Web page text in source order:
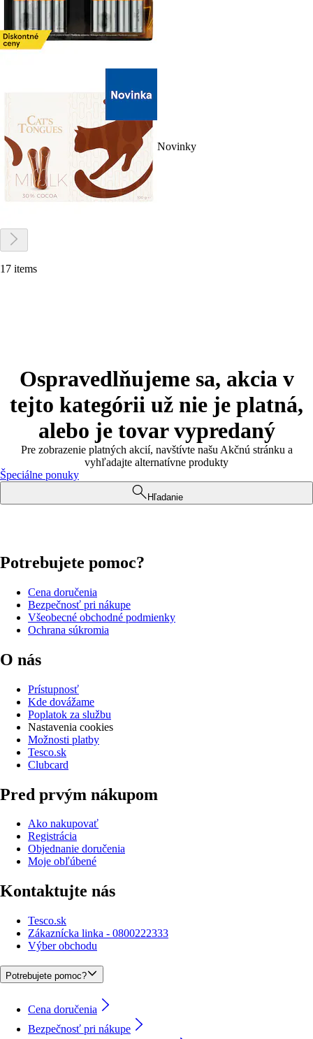
Novinky
17 items
Ospravedlňujeme sa, akcia v
tejto kategórii už nie je platná,
alebo je tovar vypredaný
Pre zobrazenie platných akcií, navštívte našu Akčnú stránku a
vyhľadajte alternatívne produkty
Špeciálne ponuky
Hľadanie
Potrebujete pomoc?
Cena doručenia
Bezpečnosť pri nákupe
Všeobecné obchodné podmienky
Ochrana súkromia
O nás
Prístupnosť
Kde dovážame
Poplatok za službu
Nastavenia cookies
Možnosti platby
Tesco.sk
Clubcard
Pred prvým nákupom
Ako nakupovať
Registrácia
Objednanie doručenia
Moje obľúbené
Kontaktujte nás
Tesco.sk
Zákaznícka linka - 0800222333
Výber obchodu
Potrebujete pomoc?
Cena doručenia
Bezpečnosť pri nákupe